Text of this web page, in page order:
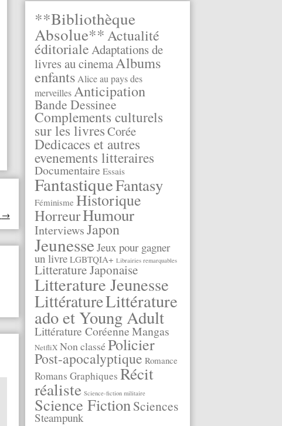
**Bibliothèque
Absolue**Actualité
éditorialeAdaptations de
livres au cinemaAlbums
enfantsAlice au pays des
merveillesAnticipation
Bande Dessinee
Complements culturels
sur les livresCorée
Dedicaces et autres
evenements litteraires
Documentaire Essais
FantastiqueFantasy
Féminisme Historique
HorreurHumour
InterviewsJapon
JeunesseJeux pour gagner
un livre LGBTQIA+ Librairies remarquables
Litterature Japonaise
Litterature Jeunesse
LittératureLittérature
ado et Young Adult
Littérature Coréenne Mangas
NetfliX Non classéPolicier
Post-apocalyptique Romance
Romans Graphiques Récit
réaliste Science-fiction militaire
Science FictionSciences
Steampunk
→